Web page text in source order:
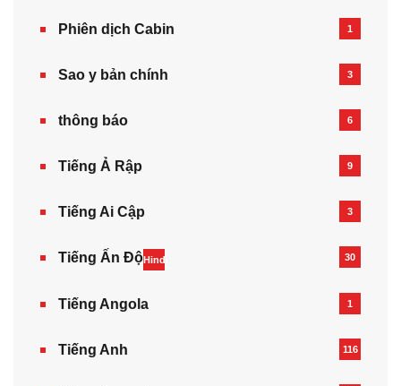
Phiên dịch Cabin 1
Sao y bản chính 3
thông báo 6
Tiếng Ả Rập 9
Tiếng Ai Cập 3
Tiếng Ấn ĐộHindi 30
Tiếng Angola 1
Tiếng Anh 116